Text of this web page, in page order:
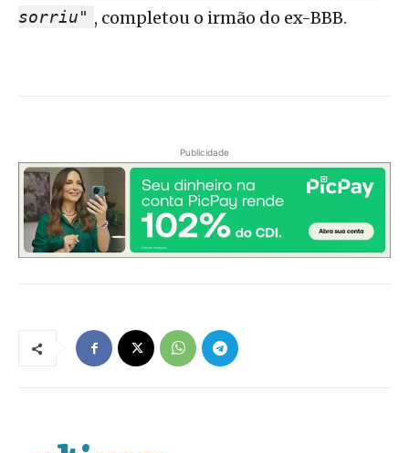
sorriu" , completou o irmão do ex-BBB.
Publicidade